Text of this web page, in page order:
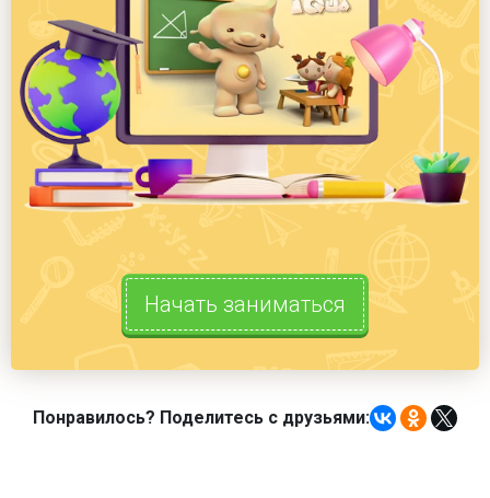
Начать заниматься
Понравилось? Поделитесь с друзьями: